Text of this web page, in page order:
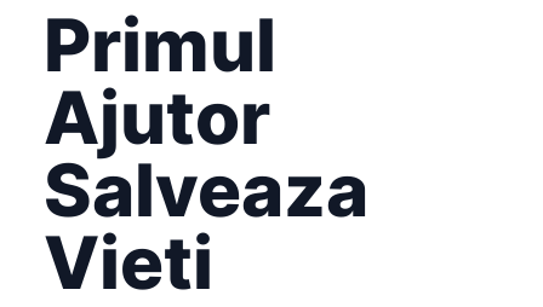
Primul
Ajutor
Salveaza
Vieti